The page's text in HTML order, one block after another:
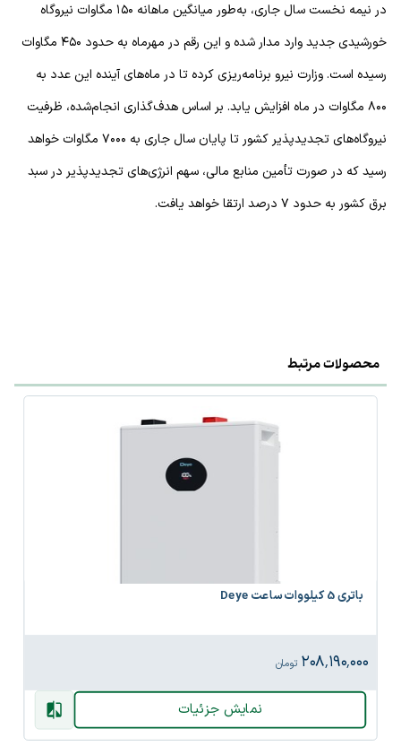
در نیمه نخست سال جاری، به‌طور میانگین ماهانه ۱۵۰ مگاوات نیروگاه
خورشیدی جدید وارد مدار شده و این رقم در مهرماه به حدود ۴۵۰ مگاوات
رسیده است. وزارت نیرو برنامه‌ریزی کرده تا در ماه‌های آینده این عدد به
۸۰۰ مگاوات در ماه افزایش یابد. بر اساس هدف‌گذاری انجام‌شده، ظرفیت
نیروگاه‌های تجدیدپذیر کشور تا پایان سال جاری به ۷۰۰۰ مگاوات خواهد
رسید که در صورت تأمین منابع مالی، سهم انرژی‌های تجدیدپذیر در سبد
برق کشور به حدود ۷ درصد ارتقا خواهد یافت.
محصولات مرتبط
باتری 5 کیلووات ساعت Deye
۲۰۸٬۱۹۰٬۰۰۰ تومان
نمایش جزئیات